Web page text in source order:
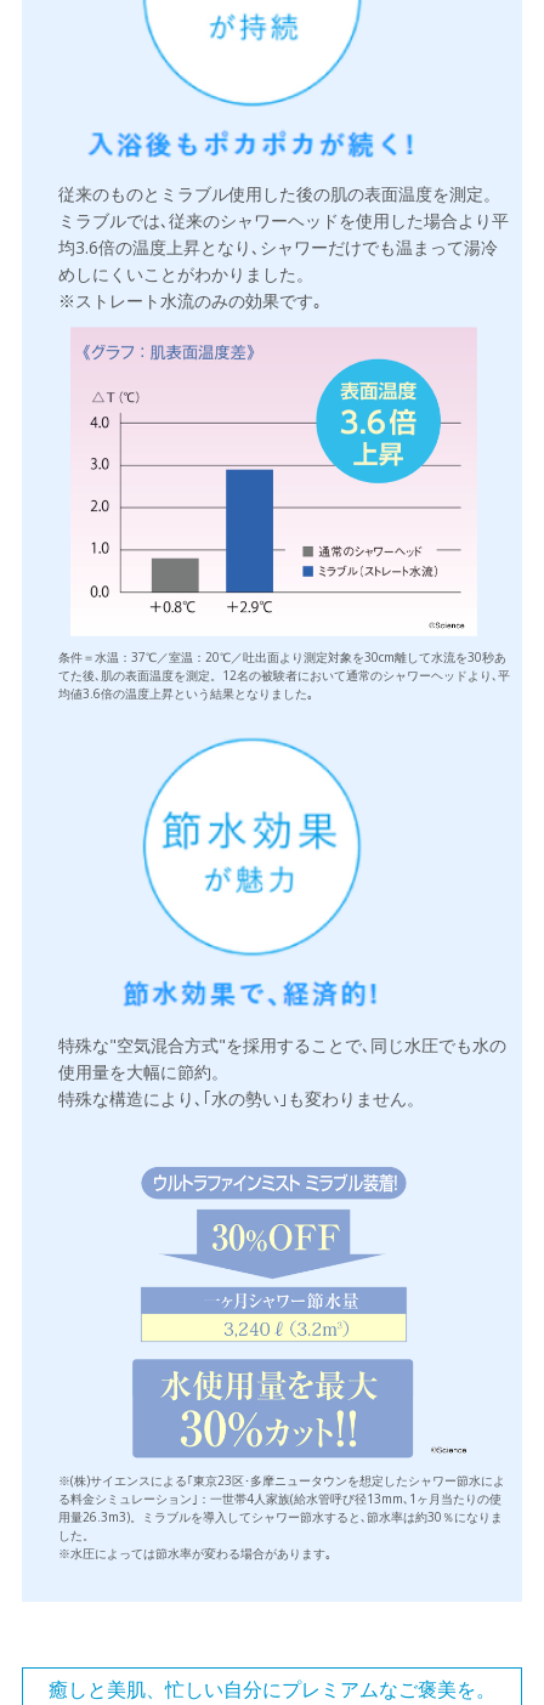
従来のものとミラブル使用した後の肌の表面温度を測定。
ミラブルでは､従来のシャワーヘッドを使用した場合より平
均3.6倍の温度上昇となり､シャワーだけでも温まって湯冷
めしにくいことがわかりました。
※ストレート水流のみの効果です｡
条件＝水温：37℃／室温：20℃／吐出面より測定対象を30cm離して水流を30秒あ
てた後､肌の表面温度を測定。12名の被験者において通常のシャワーヘッドより､平
均値3.6倍の温度上昇という結果となりました｡
特殊な"空気混合方式"を採用することで､同じ水圧でも水の
使用量を大幅に節約。
特殊な構造により､｢水の勢い｣も変わりません。
※(株)サイエンスによる｢東京23区･多摩ニュータウンを想定したシャワー節水によ
る料金シミュレーション｣：一世帯4人家族(給水管呼び径13mm､1ヶ月当たりの使
用量26.3m3)。ミラブルを導入してシャワー節水すると､節水率は約30％になりま
した。
※水圧によっては節水率が変わる場合があります｡
癒しと美肌、忙しい自分にプレミアムなご褒美を。